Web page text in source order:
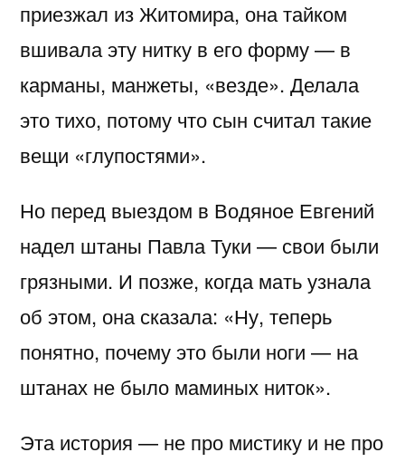
приезжал из Житомира, она тайком
вшивала эту нитку в его форму — в
карманы, манжеты, «везде». Делала
это тихо, потому что сын считал такие
вещи «глупостями».
Но перед выездом в Водяное Евгений
надел штаны Павла Туки — свои были
грязными. И позже, когда мать узнала
об этом, она сказала: «Ну, теперь
понятно, почему это были ноги — на
штанах не было маминых ниток».
Эта история — не про мистику и не про